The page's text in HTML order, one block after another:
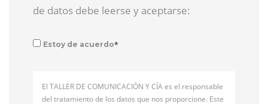
de datos debe leerse y aceptarse:
Estoy de acuerdo*
El TALLER DE COMUNICACIÓN Y CÍA es el responsable
del tratamiento de los datos que nos proporcione. Este